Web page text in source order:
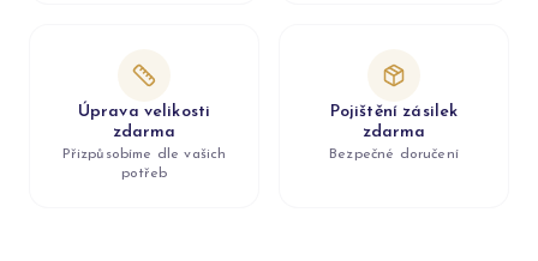
Úprava velikosti
zdarma
Přizpůsobíme dle vašich
potřeb
Pojištění zásilek
zdarma
Bezpečné doručení